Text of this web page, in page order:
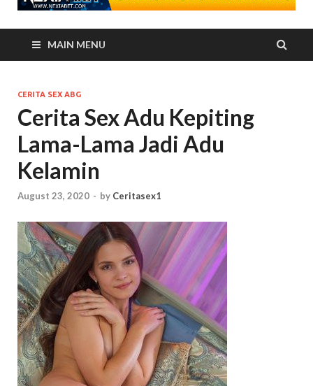
MAIN MENU
CERITA SEX ABG
Cerita Sex Adu Kepiting
Lama-Lama Jadi Adu
Kelamin
August 23, 2020 - by Ceritasex1